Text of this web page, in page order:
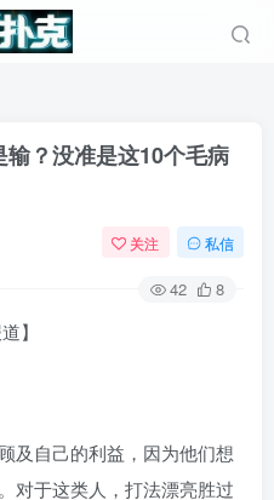
输？没准是这10个毛病
关注 私信
42 8
】
及自己的利益，因为他们想
对于这类人，打法漂亮胜过